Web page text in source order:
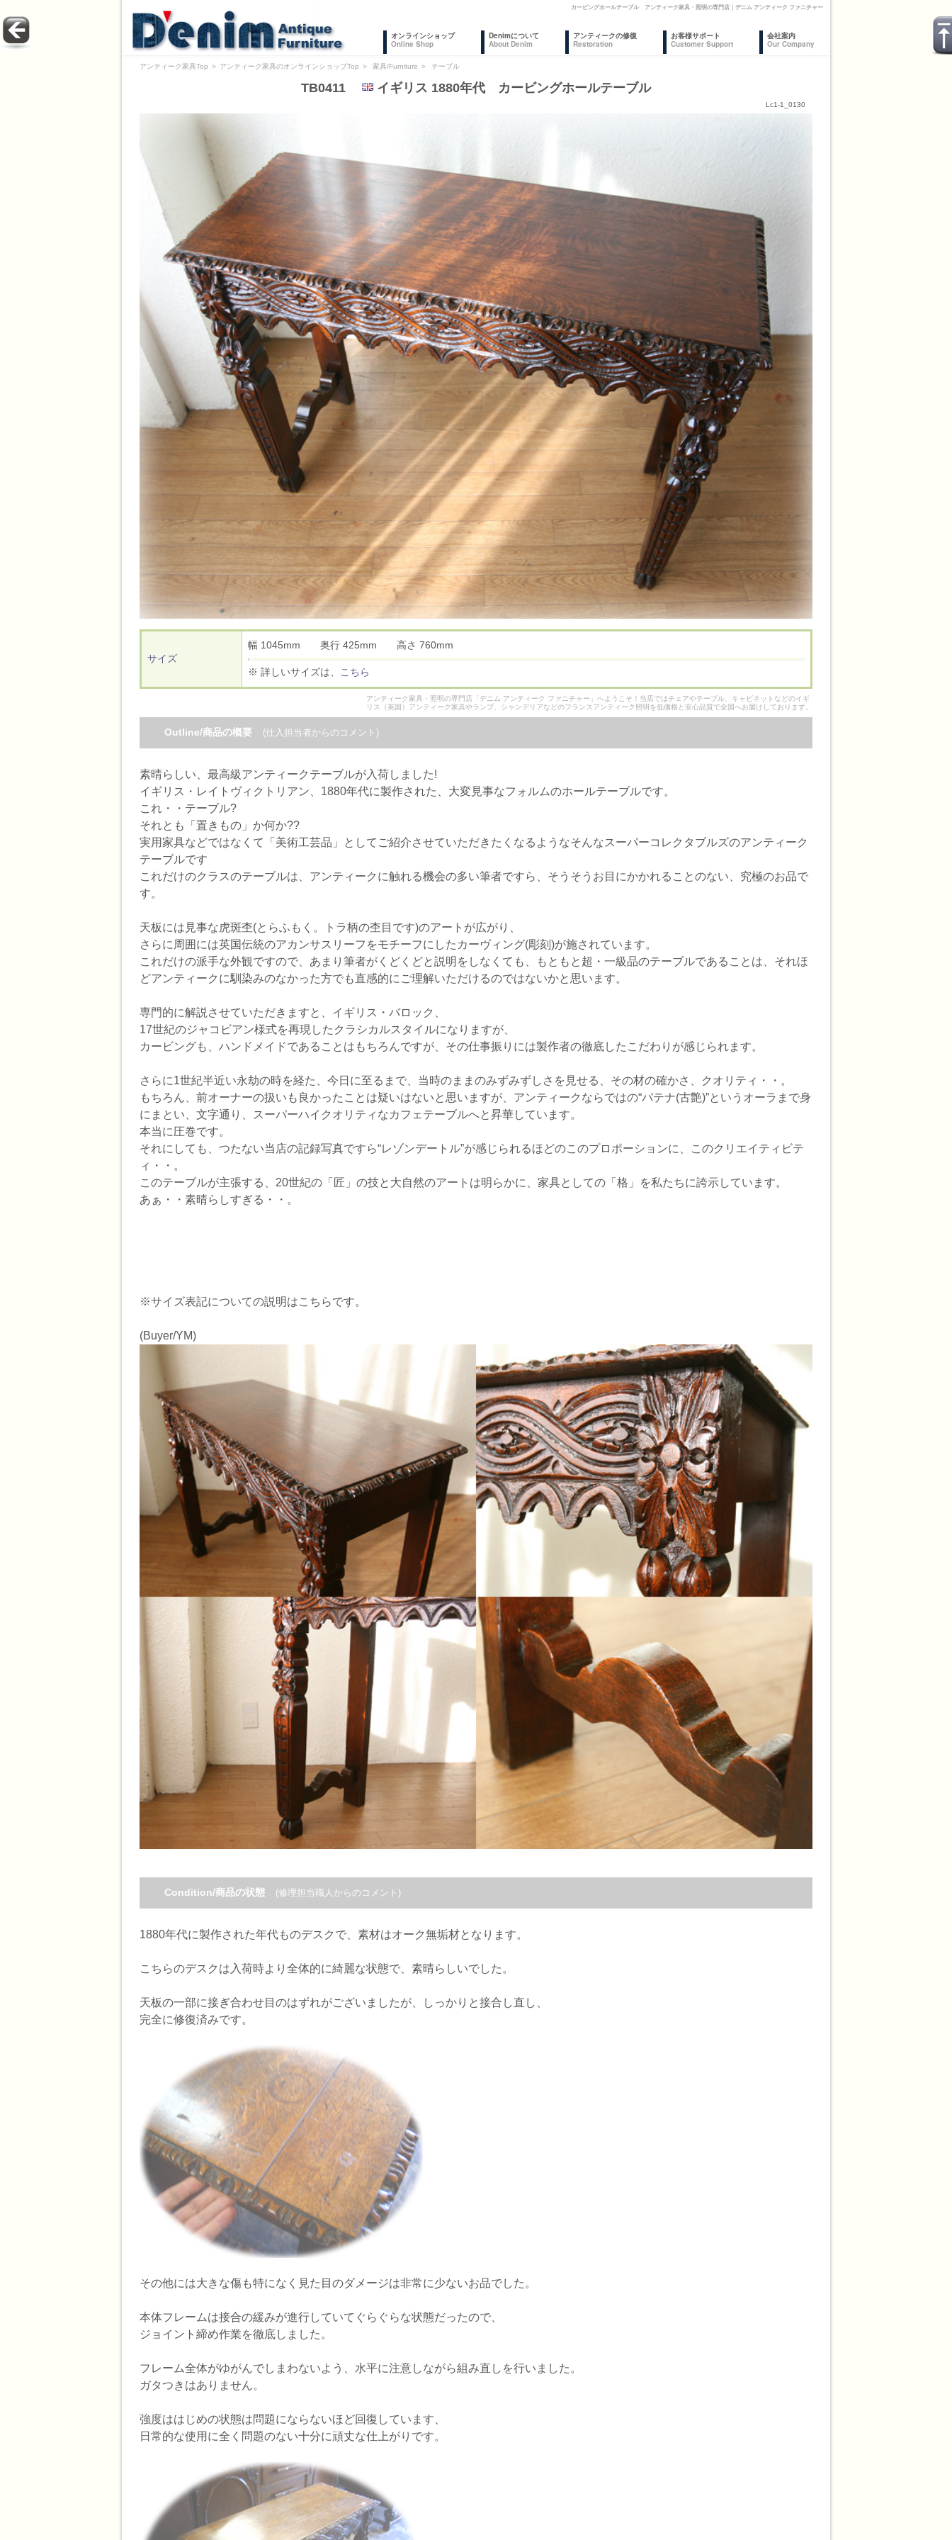
カービングホールテーブル アンティーク家具・照明の専門店｜デニム アンティーク ファニチャー
オンラインショップ
Online Shop
Denimについて
About Denim
アンティークの修復
Restoration
お客様サポート
Customer Support
会社案内
Our Company
アンティーク家具Top ＞ アンティーク家具のオンラインショップTop ＞ 家具/Furniture ＞ テーブル
TB0411 イギリス 1880年代 カービングホールテーブル
Lc1-1_0130
サイズ
幅 1045mm 奥行 425mm 高さ 760mm
※ 詳しいサイズは、 こちら
アンティーク家具・照明の専門店「デニム アンティーク ファニチャー」へようこそ！当店ではチェアやテーブル、キャビネットなどのイギ
リス（英国）アンティーク家具やランプ、シャンデリアなどのフランスアンティーク照明を低価格と安心品質で全国へお届けしております。
Outline/商品の概要 (仕入担当者からのコメント)
素晴らしい、最高級アンティークテーブルが入荷しました!
イギリス・レイトヴィクトリアン、1880年代に製作された、大変見事なフォルムのホールテーブルです。
これ・・テーブル?
それとも「置きもの」か何か??
実用家具などではなくて「美術工芸品」としてご紹介させていただきたくなるようなそんなスーパーコレクタブルズのアンティーク
テーブルです
これだけのクラスのテーブルは、アンティークに触れる機会の多い筆者ですら、そうそうお目にかかれることのない、究極のお品で
す。
天板には見事な虎斑杢(とらふもく。トラ柄の杢目です)のアートが広がり、
さらに周囲には英国伝統のアカンサスリーフをモチーフにしたカーヴィング(彫刻)が施されています。
これだけの派手な外観ですので、あまり筆者がくどくどと説明をしなくても、もともと超・一級品のテーブルであることは、それほ
どアンティークに馴染みのなかった方でも直感的にご理解いただけるのではないかと思います。
専門的に解説させていただきますと、イギリス・バロック、
17世紀のジャコビアン様式を再現したクラシカルスタイルになりますが、
カービングも、ハンドメイドであることはもちろんですが、その仕事振りには製作者の徹底したこだわりが感じられます。
さらに1世紀半近い永劫の時を経た、今日に至るまで、当時のままのみずみずしさを見せる、その材の確かさ、クオリティ・・。
もちろん、前オーナーの扱いも良かったことは疑いはないと思いますが、アンティークならではの“パテナ(古艶)”というオーラまで身
にまとい、文字通り、スーパーハイクオリティなカフェテーブルへと昇華しています。
本当に圧巻です。
それにしても、つたない当店の記録写真ですら“レゾンデートル”が感じられるほどのこのプロポーションに、このクリエイティビテ
ィ・・。
このテーブルが主張する、20世紀の「匠」の技と大自然のアートは明らかに、家具としての「格」を私たちに誇示しています。
あぁ・・素晴らしすぎる・・。
※サイズ表記についての説明はこちらです。
(Buyer/YM)
Condition/商品の状態 (修理担当職人からのコメント)
1880年代に製作された年代ものデスクで、素材はオーク無垢材となります。
こちらのデスクは入荷時より全体的に綺麗な状態で、素晴らしいでした。
天板の一部に接ぎ合わせ目のはずれがございましたが、しっかりと接合し直し、
完全に修復済みです。
その他には大きな傷も特になく見た目のダメージは非常に少ないお品でした。
本体フレームは接合の緩みが進行していてぐらぐらな状態だったので、
ジョイント締め作業を徹底しました。
フレーム全体がゆがんでしまわないよう、水平に注意しながら組み直しを行いました。
ガタつきはありません。
強度ははじめの状態は問題にならないほど回復しています、
日常的な使用に全く問題のない十分に頑丈な仕上がりです。